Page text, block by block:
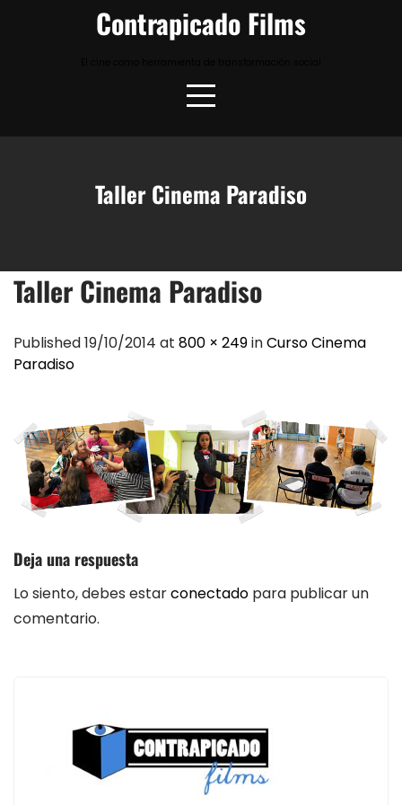
Contrapicado Films
Taller Cinema Paradiso
Taller Cinema Paradiso
Published 19/10/2014 at 800 × 249inCurso Cinema
Paradiso
Deja una respuesta
Lo siento, debes estarconectado para publicar un
comentario.